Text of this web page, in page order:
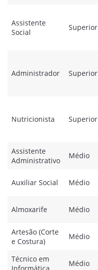
Assistente
Social
Superior
Administrador Superior
Nutricionista Superior
Assistente
Administrativo
Médio
Auxiliar Social Médio
Almoxarife Médio
Artesão (Corte
e Costura)
Médio
Técnico em
Médio